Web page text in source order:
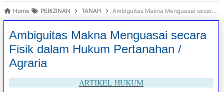
Home PERIZINAN TANAH Ambiguitas Makna Menguasai secara Fisik dalam Hukum Pertanahan / Agraria
Ambiguitas Makna Menguasai secara
Fisik dalam Hukum Pertanahan /
Agraria
ARTIKEL HUKUM